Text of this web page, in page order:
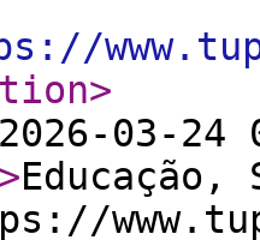
>
2026-03-24
>